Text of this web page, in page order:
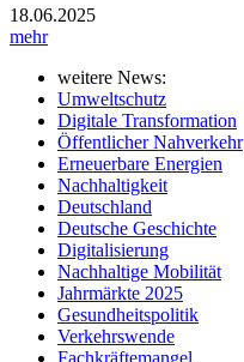
18.06.2025
mehr
weitere News:
Umweltschutz
Digitale Transformation
Öffentlicher Nahverkehr
Erneuerbare Energien
Nachhaltigkeit
Deutschland
Deutsche Geschichte
Digitalisierung
Nachhaltige Mobilität
Jahrmärkte 2025
Gesundheitspolitik
Verkehrswende